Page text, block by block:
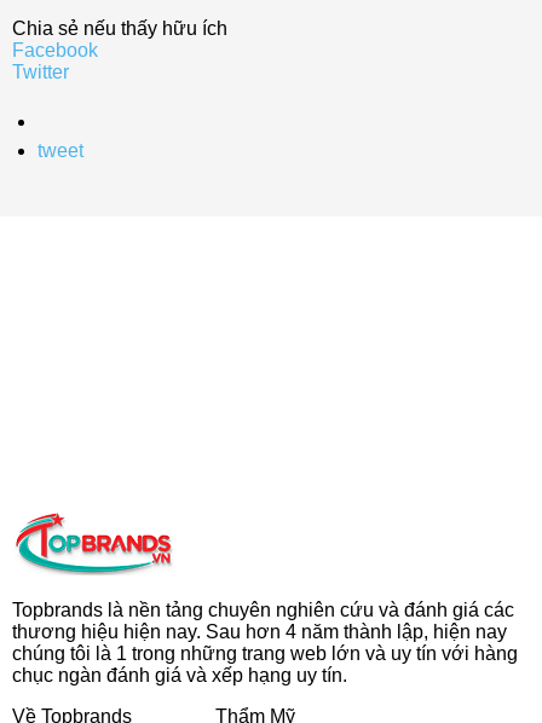
Chia sẻ nếu thấy hữu ích
Facebook
Twitter
tweet
Topbrands là nền tảng chuyên nghiên cứu và đánh giá các
thương hiệu hiện nay. Sau hơn 4 năm thành lập, hiện nay
chúng tôi là 1 trong những trang web lớn và uy tín với hàng
chục ngàn đánh giá và xếp hạng uy tín.
Về Topbrands
Thẩm Mỹ